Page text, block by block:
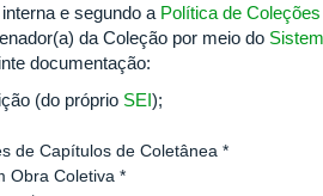
e segundo a Política de
da Coleção por meio do
documentação:
(do próprio SEI);
de Capítulos de Coletânea *
Obra Coletiva *